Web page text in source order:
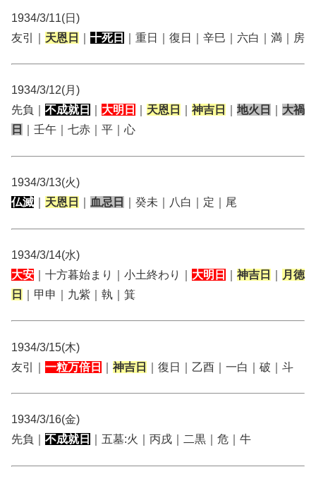
1934/3/11(日)
友引｜ 天恩日 十死日 ｜重日｜復日｜辛巳｜六白｜満｜房
1934/3/12(月)
先負｜ 不成就日 大明日 天恩日 神吉日 地火日
大禍
日
｜壬午｜七赤｜平｜心
1934/3/13(火)
仏滅
天恩日 血忌日 ｜癸未｜八白｜定｜尾
1934/3/14(水)
大安 ｜十方暮始まり｜小土終わり｜ 大明日 神吉日
月徳
日
｜甲申｜九紫｜執｜箕
1934/3/15(木)
友引｜ 一粒万倍日 神吉日 ｜復日｜乙酉｜一白｜破｜斗
1934/3/16(金)
先負｜ 不成就日 ｜五墓:火｜丙戌｜二黒｜危｜牛